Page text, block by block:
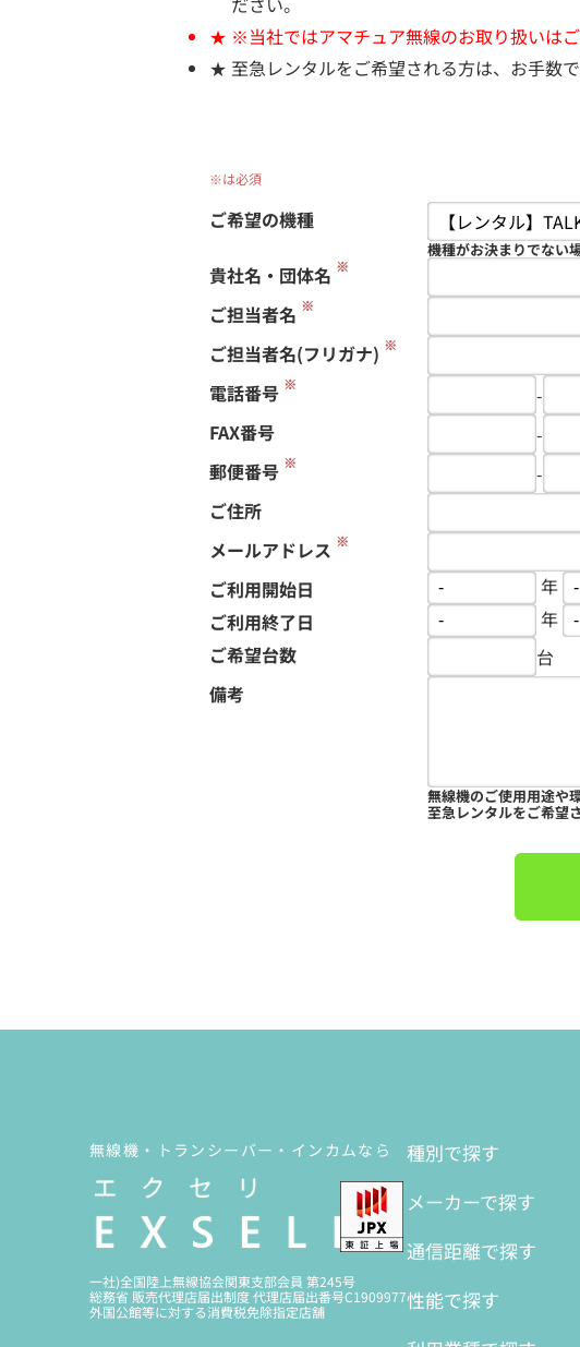
※当社ではアマチュア無線のお取り扱いはご
至急レンタルをご希望される方は、お手数
※は必須
ご希望の機種
機種がお決まりでない
貴社名・団体名 ※
ご担当者名 ※
ご担当者名(フリガナ) ※
電話番号 ※ -
FAX番号
-
郵便番号 ※
-
ご住所
メールアドレス ※
ご利用開始日 年
ご利用終了日
年
ご希望台数
台
備考
無線機のご使用用途や
至急レンタルをご希望
無線機・トランシーバー・インカムなら
一社)全国陸上無線協会関東支部会員 第245号
総務省 販売代理店届出制度 代理店届出番号C1909977
外国公館等に対する消費税免除指定店舗
種別で探す
メーカーで探す
通信距離で探す
性能で探す